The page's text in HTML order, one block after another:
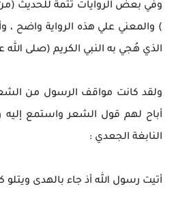
وفي بعض الروايات تتمة للحديث
) والمعني علي هذه الرواية واضح ،
الذي هُجي به النبي الكريم (صلى
ولقد كانت مواقف الرسول من
أباح لهم قول الشعر واستمع
النابغة الجعدي :
أتيت رسول الله أذ جاء بالهدى ويتلو